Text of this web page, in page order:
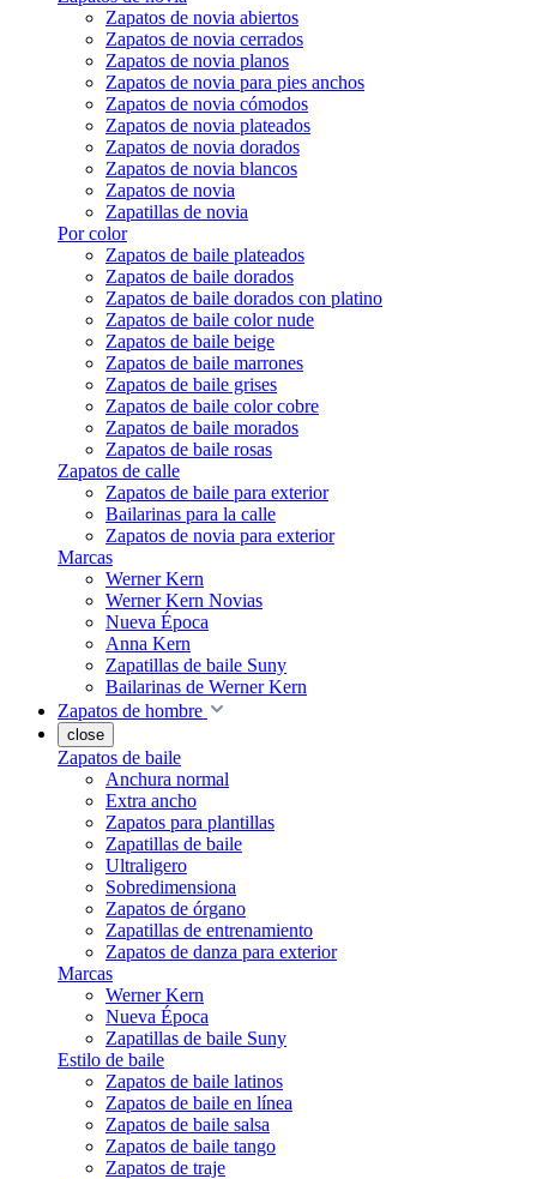
Zapatos de novia abiertos
Zapatos de novia cerrados
Zapatos de novia planos
Zapatos de novia para pies anchos
Zapatos de novia cómodos
Zapatos de novia plateados
Zapatos de novia dorados
Zapatos de novia blancos
Zapatos de novia
Zapatillas de novia
Por color
Zapatos de baile plateados
Zapatos de baile dorados
Zapatos de baile dorados con platino
Zapatos de baile color nude
Zapatos de baile beige
Zapatos de baile marrones
Zapatos de baile grises
Zapatos de baile color cobre
Zapatos de baile morados
Zapatos de baile rosas
Zapatos de calle
Zapatos de baile para exterior
Bailarinas para la calle
Zapatos de novia para exterior
Marcas
Werner Kern
Werner Kern Novias
Nueva Época
Anna Kern
Zapatillas de baile Suny
Bailarinas de Werner Kern
Zapatos de hombre
close
Zapatos de baile
Anchura normal
Extra ancho
Zapatos para plantillas
Zapatillas de baile
Ultraligero
Sobredimensiona
Zapatos de órgano
Zapatillas de entrenamiento
Zapatos de danza para exterior
Marcas
Werner Kern
Nueva Época
Zapatillas de baile Suny
Estilo de baile
Zapatos de baile latinos
Zapatos de baile en línea
Zapatos de baile salsa
Zapatos de baile tango
Zapatos de traje